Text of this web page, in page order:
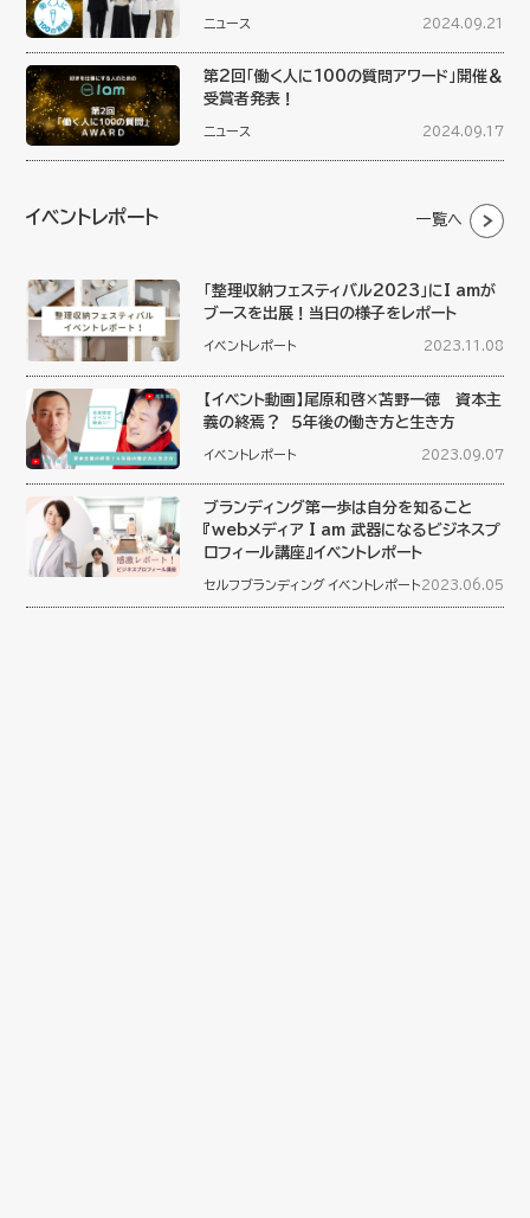
ニュース 2024.09.21
第2回「働く人に100の質問アワード」開催＆
受賞者発表！
ニュース 2024.09.17
イベントレポート 一覧へ
「整理収納フェスティバル2023」にI amが
ブースを出展！当日の様子をレポート
イベントレポート 2023.11.08
【イベント動画】尾原和啓×苫野一徳 資本主
義の終焉？ ５年後の働き方と生き方
イベントレポート 2023.09.07
ブランディング第一歩は自分を知ること
『webメディア I am 武器になるビジネスプ
ロフィール講座』イベントレポート
セルフブランディング イベントレポート 2023.06.05